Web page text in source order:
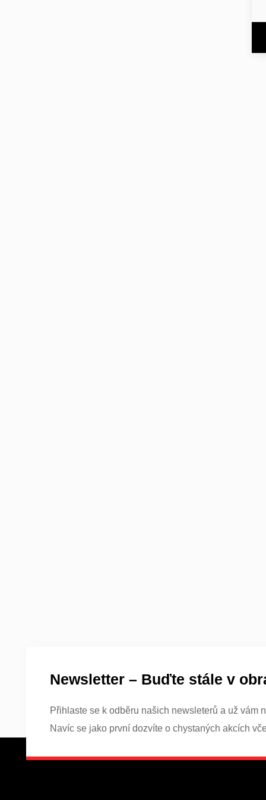
Newsletter – Buďte stále v
Přihlaste se k odběru našich newsleterů a už vám
Navíc se jako první dozvíte o chystaných akcích